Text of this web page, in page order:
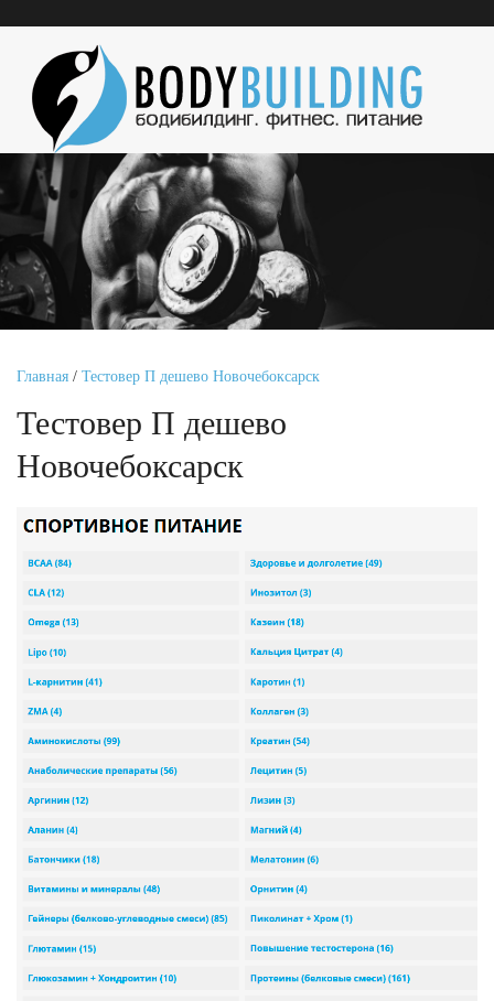
Главная / Тестовер П дешево Новочебоксарск
Тестовер П дешево
Новочебоксарск